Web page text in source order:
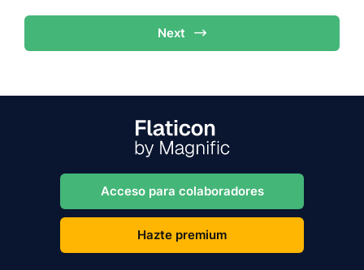
Next
Acceso para colaboradores
Hazte premium